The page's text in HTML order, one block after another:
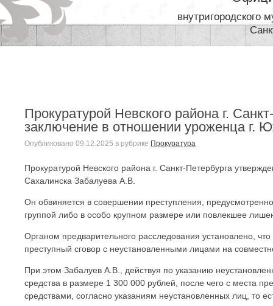
внутригородского
Прокуратурой Невского района г.
заключение в отношении уроженца г.
Опубликовано 09.12.2025 в рубрике Прокуратура
Прокуратурой Невского района г. Санкт-Петербурга
Сахалинска Забалуева А.В.
Он обвиняется в совершении преступления,
группой либо в особо крупном размере или повлекшее
Органом предварительного расследования установлено,
преступный сговор с неустановленными лицами на
При этом Забалуев А.В., действуя по указанию
средства в размере 1 300 000 рублей, после чего с места
средствами, согласно указаниям неустановленных лиц, то